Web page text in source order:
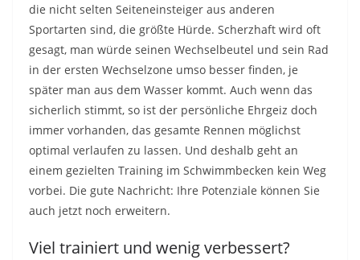
die nicht selten Seiteneinsteiger aus anderen
Sportarten sind, die größte Hürde. Scherzhaft wird oft
gesagt, man würde seinen Wechselbeutel und sein Rad
in der ersten Wechselzone umso besser finden, je
später man aus dem Wasser kommt. Auch wenn das
sicherlich stimmt, so ist der persönliche Ehrgeiz doch
immer vorhanden, das gesamte Rennen möglichst
optimal verlaufen zu lassen. Und deshalb geht an
einem gezielten Training im Schwimmbecken kein Weg
vorbei. Die gute Nachricht: Ihre Potenziale können Sie
auch jetzt noch erweitern.
Viel trainiert und wenig verbessert?